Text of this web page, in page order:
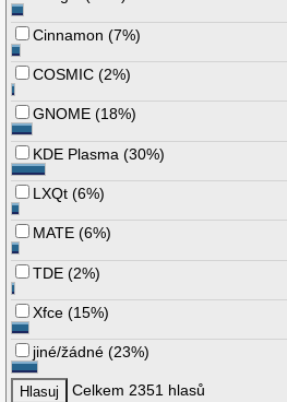
Cinnamon (7%)
COSMIC (2%)
GNOME (18%)
KDE Plasma (30%)
LXQt (6%)
MATE (6%)
TDE (2%)
Xfce (15%)
jiné/žádné (23%)
Celkem 2351 hlasů